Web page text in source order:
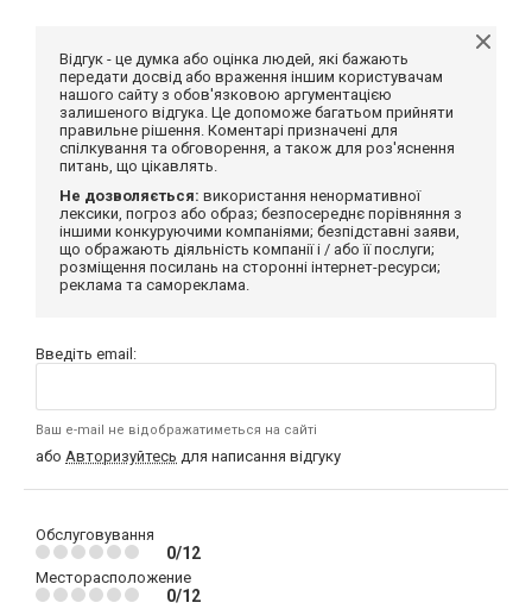
Відгук - це думка або оцінка людей, які бажають
передати досвід або враження іншим користувачам
нашого сайту з обов'язковою аргументацією
залишеного відгука. Це допоможе багатьом прийняти
правильне рішення. Коментарі призначені для
спілкування та обговорення, а також для роз'яснення
питань, що цікавлять.
Не дозволяється: використання ненормативної
лексики, погроз або образ; безпосереднє порівняння з
іншими конкуруючими компаніями; безпідставні заяви,
що ображають діяльність компанії і / або її послуги;
розміщення посилань на сторонні інтернет-ресурси;
реклама та самореклама.
Введіть email:
Ваш e-mail не відображатиметься на сайті
або Авторизуйтесь для написання відгуку
Обслуговування
0/12
Месторасположение
0/12